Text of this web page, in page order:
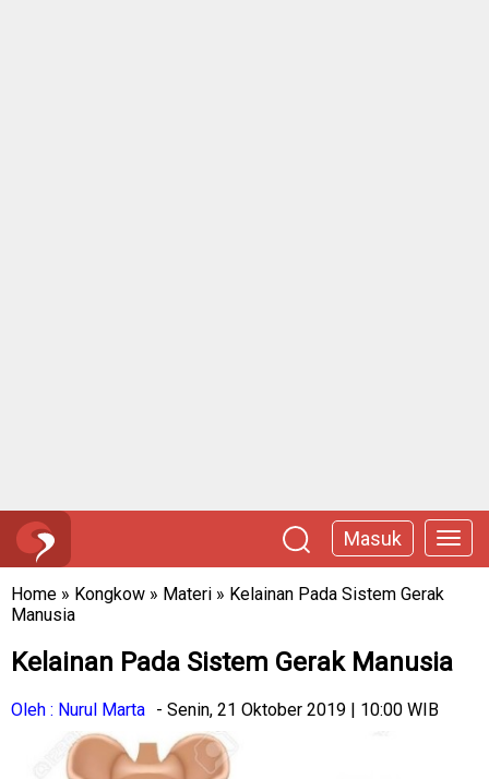
Masuk
Home » Kongkow » Materi » Kelainan Pada Sistem Gerak
Manusia
Kelainan Pada Sistem Gerak Manusia
Oleh : Nurul Marta - Senin, 21 Oktober 2019 | 10:00 WIB